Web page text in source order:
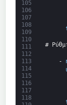
105
106
107
108
109
110
111
112
113
114
115
116
117
118
#
-